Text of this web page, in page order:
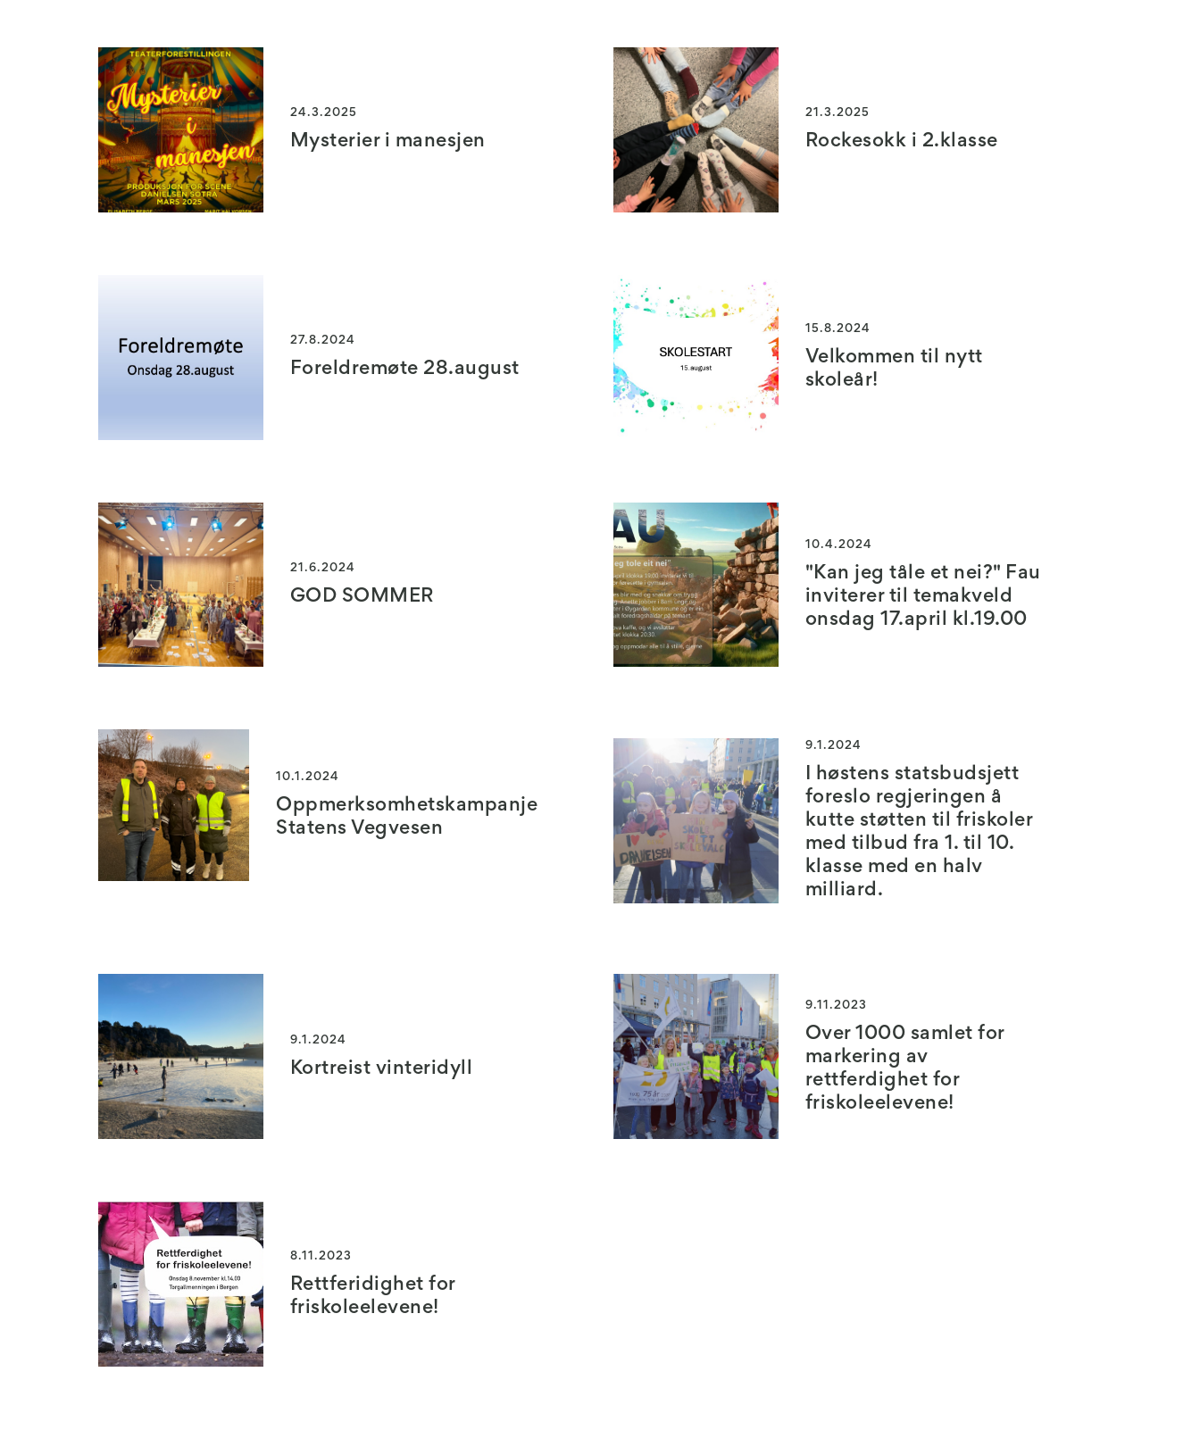
24.3.2025
Mysterier i manesjen
21.3.2025
Rockesokk i 2.klasse
27.8.2024
Foreldremøte 28.august
15.8.2024
Velkommen til nytt
skoleår!
21.6.2024
GOD SOMMER
10.4.2024
"Kan jeg tåle et nei?" Fau
inviterer til temakveld
onsdag 17.april kl.19.00
10.1.2024
Oppmerksomhetskampanje
Statens Vegvesen
9.1.2024
I høstens statsbudsjett
foreslo regjeringen å
kutte støtten til friskoler
med tilbud fra 1. til 10.
klasse med en halv
milliard.
9.1.2024
Kortreist vinteridyll
9.11.2023
Over 1000 samlet for
markering av
rettferdighet for
friskoleelevene!
8.11.2023
Rettferidighet for
friskoleelevene!